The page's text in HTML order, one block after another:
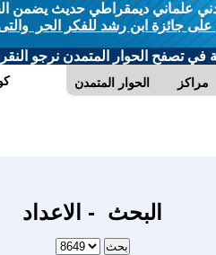
علماني ديمقراطي حديث يضمن
جائزة ابن رشد للفكر الحر والتى
في تصفح الحوار المتمدن نرجو النقر
الحوار المتمدن مراكز
البحث - الاعداد